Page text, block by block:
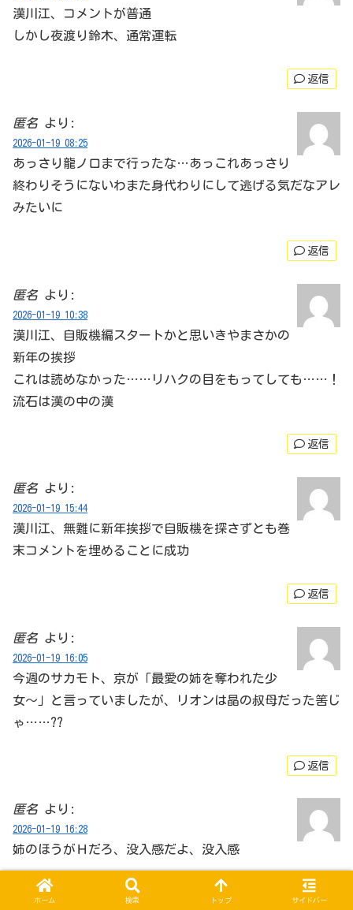
漢川江、コメントが普通
しかし夜渡り鈴木、通常運転
返信
匿名 より:
2026-01-19 08:25
あっさり龍ノ口まで行ったな…あっこれあっさり
終わりそうにないわまた身代わりにして逃げる気だなアレ
みたいに
返信
匿名 より:
2026-01-19 10:38
漢川江、自販機編スタートかと思いきやまさかの
新年の挨拶
これは読めなかった……リハクの目をもってしても……！
流石は漢の中の漢
返信
匿名 より:
2026-01-19 15:44
漢川江、無難に新年挨拶で自販機を探さずとも巻
末コメントを埋めることに成功
返信
匿名 より:
2026-01-19 16:05
今週のサカモト、京が「最愛の姉を奪われた少
女〜」と言っていましたが、リオンは晶の叔母だった筈じ
ゃ……??
返信
匿名 より:
2026-01-19 16:28
姉のほうがＨだろ、没入感だよ、没入感
返信
ホーム 検索 トップ サイドバー